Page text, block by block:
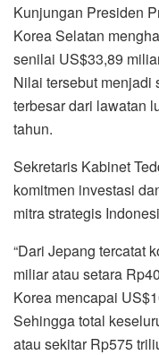
Kunjungan Presiden
Korea Selatan
senilai US$33,89
Nilai tersebut menjadi
terbesar dari lawatan
tahun.
Sekretaris Kabinet
komitmen investasi
mitra strategis
“Dari Jepang tercatat
miliar atau setara
Korea mencapai
Sehingga total
atau sekitar Rp575